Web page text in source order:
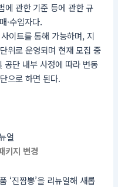
에 관한 기준 등에 관한 규
·수입자다.
이트를 통해 가능하며, 지
위로 운영되며 현재 모집 중
공단 내부 사정에 따라 변동
으로 하면 된다.
얼
키지 변경
‘진짬뽕’을 리뉴얼해 새롭